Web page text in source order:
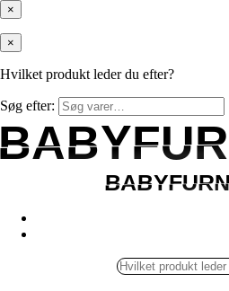
×
×
Hvilket produkt leder du efter?
Søg efter: